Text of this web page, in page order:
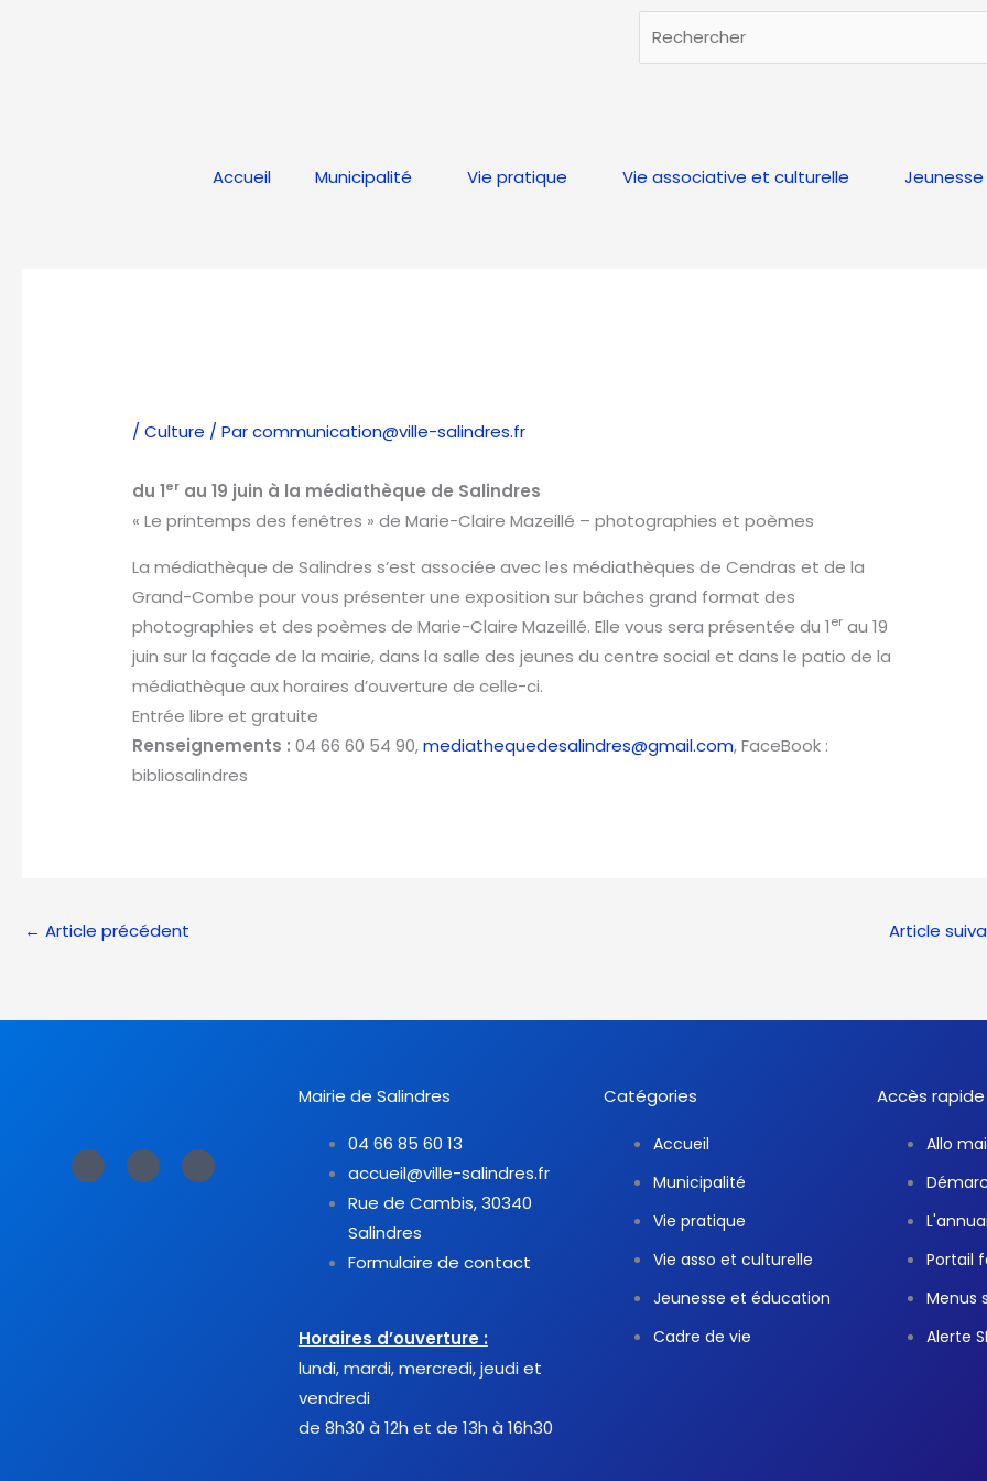
Accueil Municipalité Vie pratique Vie associative et culturelle
/Culture / Parcommunication@ville-salindres.fr
du 1er au 19 juin à la médiathèque de Salindres
« Le printemps des fenêtres » de Marie-Claire Mazeillé – photographies et poèmes
La médiathèque de Salindres s’est associée avec les médiathèques de Cendras et de la
Grand-Combe pour vous présenter une exposition sur bâches grand format des
photographies et des poèmes de Marie-Claire Mazeillé. Elle vous sera présentée du 1er au 19
juin sur la façade de la mairie, dans la salle des jeunes du centre social et dans le patio de la
médiathèque aux horaires d’ouverture de celle-ci.
Entrée libre et gratuite
Renseignements : 04 66 60 54 90,mediathequedesalindres@gmail.com, FaceBook :
bibliosalindres
← Article précédent Article
F
c
T
i
Y
u
Mairie de Salindres
04 66 85 60 13
accueil@ville-salindres.fr
Rue de Cambis, 30340
Salindres
Formulaire de contact
Horaires d’ouverture :
lundi, mardi, mercredi, jeudi et
vendredi
de 8h30 à 12h et de 13h à 16h30
Catégories
Accueil
Municipalité
Vie pratique
Vie asso et culturelle
Jeunesse et éducation
Cadre de vie
Accès rapide
Allo
Portail
Menus
Alerte